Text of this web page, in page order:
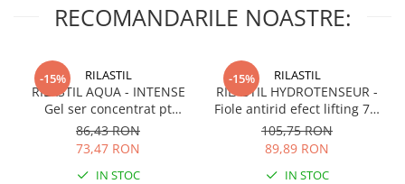
RECOMANDARILE NOASTRE:
-15% RILASTIL
RILASTIL AQUA - INTENSE
Gel ser concentrat pt
hidratare si anti-poluare x
30ml
86,43 RON
73,47 RON
IN STOC
-15% RILASTIL
RILASTIL HYDROTENSEUR -
Fiole antirid efect lifting 7 X
1ml
105,75 RON
89,89 RON
IN STOC